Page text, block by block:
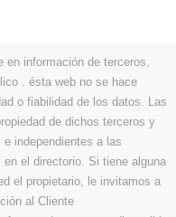
información de terceros,
. ésta web no se hace
o fiabilidad de los datos. Las
de dichos terceros y
independientes a las
el directorio. Si tiene alguna
el propietario, le invitamos a
al Cliente